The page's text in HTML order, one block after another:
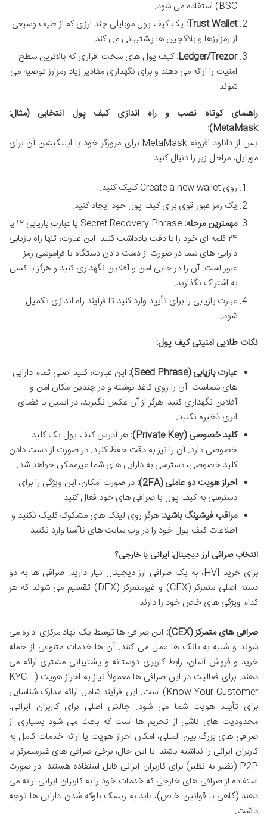
BSC) استفاده می شود.
Trust Wallet: یک کیف پول موبایلی چند ارزی که از طیف وسیعی
از رمزارزها و بلاکچین ها پشتیبانی می کند.
Ledger/Trezor: کیف پول های سخت افزاری که بالاترین سطح
امنیت را ارائه می دهند و برای نگهداری مقادیر زیاد رمزارز توصیه می
شوند.
راهنمای کوتاه نصب و راه اندازی کیف پول انتخابی (مثال:
MetaMask):
پس از دانلود افزونه MetaMask برای مرورگر خود یا اپلیکیشن آن برای
موبایل، مراحل زیر را دنبال کنید:
روی Create a new wallet کلیک کنید.
یک رمز عبور قوی برای کیف پول خود ایجاد کنید.
مهمترین مرحله:
Secret Recovery Phrase یا عبارت بازیابی ۱۲ یا
۲۴ کلمه ای خود را با دقت یادداشت کنید. این عبارت، تنها راه بازیابی
دارایی های شما در صورت از دست دادن دستگاه یا فراموشی رمز
عبور است. آن را در جایی امن و آفلاین نگهداری کنید و هرگز با کسی
به اشتراک نگذارید.
عبارت بازیابی را برای تأیید وارد کنید تا فرآیند راه اندازی تکمیل
شود.
نکات طلایی امنیتی کیف پول:
عبارت بازیابی (Seed Phrase):
این عبارت، کلید اصلی تمام دارایی
های شماست. آن را روی کاغذ نوشته و در چندین مکان امن و
آفلاین نگهداری کنید. هرگز از آن عکس نگیرید، در ایمیل یا فضای
ابری ذخیره نکنید.
کلید خصوصی (Private Key):
هر آدرس کیف پول یک کلید
خصوصی دارد. آن را نیز به دقت حفظ کنید. در صورت از دست دادن
کلید خصوصی، دسترسی به دارایی های شما غیرممکن خواهد شد.
احراز هویت دو عاملی (2FA):
در صورت امکان، این ویژگی را برای
دسترسی به کیف پول یا صرافی های خود فعال کنید.
مراقب فیشینگ باشید: هرگز روی لینک های مشکوک کلیک نکنید و
اطلاعات کیف پول خود را در وب سایت های ناآشنا وارد نکنید.
انتخاب صرافی ارز دیجیتال: ایرانی یا خارجی؟
برای خرید HVI، به یک صرافی ارز دیجیتال نیاز دارید. صرافی ها به دو
دسته اصلی متمرکز (CEX) و غیرمتمرکز (DEX) تقسیم می شوند که هر
کدام ویژگی های خاص خود را دارند.
صرافی های متمرکز (CEX):
این صرافی ها توسط یک نهاد مرکزی اداره می
شوند و شبیه به بانک ها عمل می کنند. آن ها خدمات متنوعی از جمله
خرید و فروش آسان، رابط کاربری دوستانه و پشتیبانی مشتری ارائه می
دهند. برای فعالیت در این صرافی ها معمولاً نیاز به احراز هویت (KYC –
Know Your Customer) است. این فرآیند شامل ارائه مدارک شناسایی
برای تأیید هویت شما می شود. چالش اصلی برای کاربران ایرانی،
محدودیت های ناشی از تحریم ها است که باعث می شود بسیاری از
صرافی های بزرگ بین المللی، امکان احراز هویت یا ارائه خدمات کامل به
کاربران ایرانی را نداشته باشند. با این حال، برخی صرافی های غیرمتمرکز یا
P2P (نظیر به نظیر) برای کاربران ایرانی قابل استفاده هستند. در صورت
استفاده از صرافی های خارجی که خدمات خود را به کاربران ایرانی ارائه می
دهند (گاهی با قوانین خاص)، باید به ریسک بلوکه شدن دارایی ها توجه
داشت.